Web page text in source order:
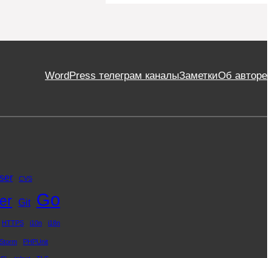
WordPress телеграм каналыЗаметкиОб авторе
CVS
Git Go
HTTPS i10n i18n
PHPUnit